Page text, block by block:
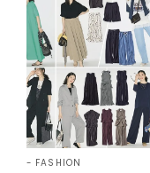
FASHION